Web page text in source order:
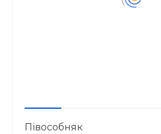
Півособняк